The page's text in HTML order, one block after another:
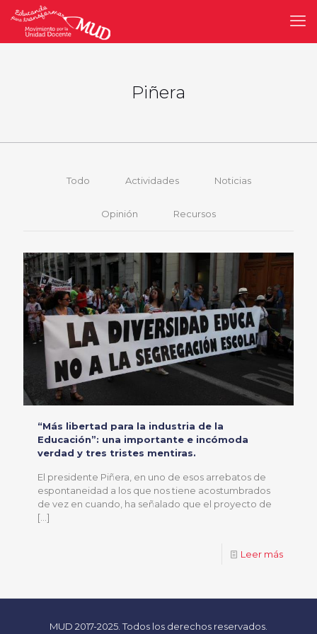
Piñera
Todo Actividades Noticias
Opinión Recursos
“Más libertad para la industria de la
Educación”: una importante e incómoda
verdad y tres tristes mentiras.
El presidente Piñera, en uno de esos arrebatos de
espontaneidad a los que nos tiene acostumbrados
de vez en cuando, ha señalado que el proyecto de
[…]
Leer más
MUD 2017-2025. Todos los derechos reservados.